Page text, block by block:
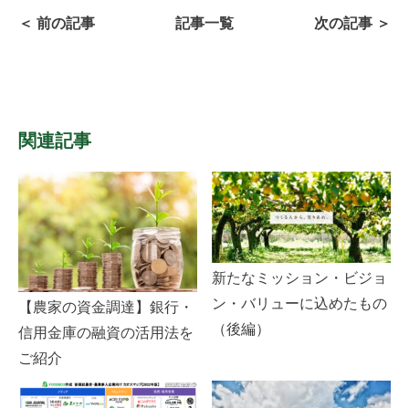
＜ 前の記事 記事一覧 次の記事 ＞
関連記事
【農家の資金調達】銀行・
信用金庫の融資の活用法を
ご紹介
新たなミッション・ビジョ
ン・バリューに込めたもの
（後編）